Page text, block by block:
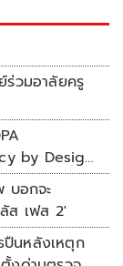
ร่วมอาลัยครู
by Design
วนบุคคลที่
บอกจะ
ส เฟส 2'
ปืนหลังเหตุก